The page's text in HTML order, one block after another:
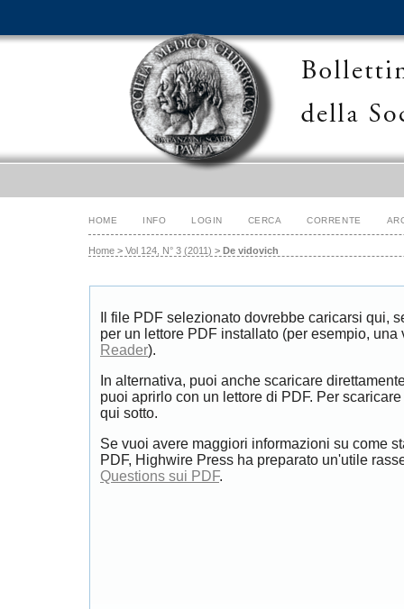
HOME INFO LOGIN CERCA CORRENTE
Home > Vol 124, N° 3 (2011) > De vidovich
Il file PDF selezionato dovrebbe caricarsi qui,
per un lettore PDF installato (per esempio,
Reader).
In alternativa, puoi anche scaricare
puoi aprirlo con un lettore di PDF. Per
qui sotto.
Se vuoi avere maggiori informazioni su come
PDF, Highwire Press ha preparato un'utile
Questions sui PDF.